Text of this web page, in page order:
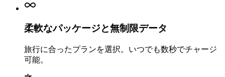
柔軟なパッケージと無制限データ
旅行に合ったプランを選択。いつでも数秒でチャージ
可能。